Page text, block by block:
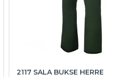
2117 SALA BUKSE HERRE